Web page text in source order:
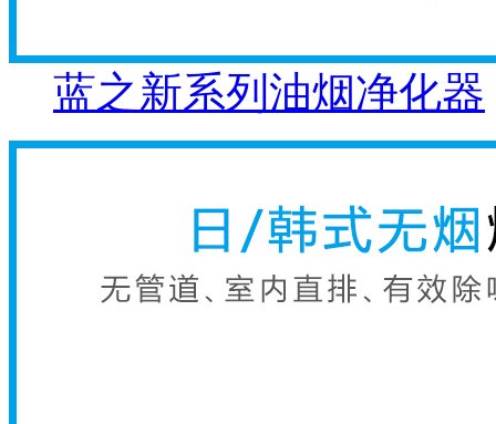
蓝之新系列油烟净化器